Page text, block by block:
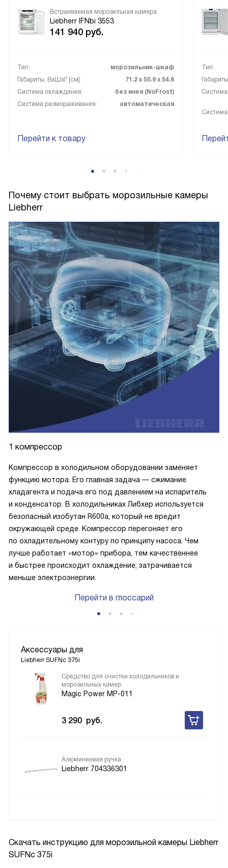
Скачать инструкцию для морозильной камеры Liebherr
SUFNc 375i
Встраиваемая морозильная камера
Liebherr IFNbi 3553
141 940 руб.
Тип:
морозильник-шкаф
Габариты, ВxШxГ [см]:
71.2 х 55.9 х 54.6
Система охлаждения:
без инея (NoFrost)
Система размораживания:
автоматическая
Перейти к товару
Тип:
Почему стоит выбрать морозильные камеры
Liebherr
1 компрессор
Компрессор в холодильном оборудовании заменяет
функцию мотора. Его главная задача — сжимание
хладагента и подача его под давлением на испаритель
и конденсатор. В холодильниках Либхер используется
безопасный изобутан R600a, который не вредит
окружающей среде. Компрессор перегоняет его
по охладительному контуру по принципу насоса. Чем
лучше работает «мотор» прибора, тем качественнее
и быстрее происходит охлаждение, затрачивается
меньше электроэнергии.
Перейти в глоссарий
Аксессуары для
Liebherr SUFNc 375i
Средство для очистки холодильников и
морозильных камер
Magic Power MP-011
3 290 руб.
Алюминиевая ручка
Liebherr 704336301